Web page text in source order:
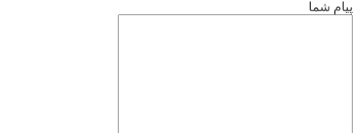
پیام شما